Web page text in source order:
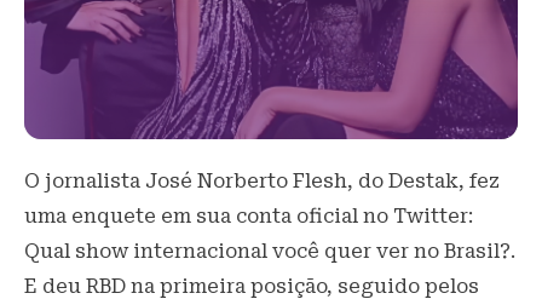
O jornalista José Norberto Flesh, do Destak, fez
uma enquete em sua conta oficial no Twitter:
Qual show internacional você quer ver no Brasil?.
E deu RBD na primeira posição, seguido pelos